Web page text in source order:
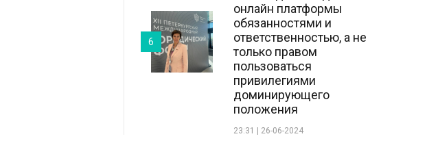
онлайн платформы
обязанностями и
ответственностью, а не
только правом
пользоваться
привилегиями
доминирующего
положения
23:31 | 26-06-2024
6